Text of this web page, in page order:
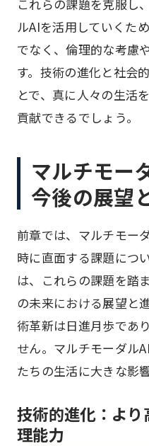
これらの課題を克服し
ルAIを活用していくた
でなく、倫理的な考慮
す。技術の進化と社会
とで、真に人々の生活
貢献できるでしょう。
マルチモー
今後の展望
前章では、マルチモー
時に直面する課題につ
は、これらの課題を踏
の未来における展望と
術革新は日進月歩であ
せん。マルチモーダル
たちの生活に大きな影
技術的進化：よ
理能力